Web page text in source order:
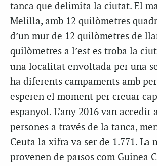
tanca que delimita la ciutat. El
Melilla, amb 12 quilòmetres
d’un mur de 12 quilòmetres de
quilòmetres a l’est es troba la
una localitat envoltada per una
ha diferents campaments amb
esperen el moment per creuar
espanyol. L’any 2016 van accedir
persones a través de la tanca,
Ceuta la xifra va ser de 1.771. La
provenen de països com Guinea